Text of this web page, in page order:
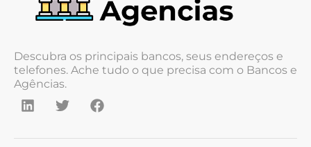
Descubra os principais bancos, seus endereços e
telefones. Ache tudo o que precisa com o Bancos e
Agências.